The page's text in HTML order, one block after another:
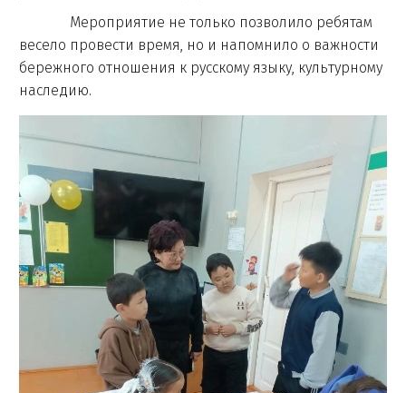
Мероприятие не только позволило ребятам
весело провести время, но и напомнило о важности
бережного отношения к русскому языку, культурному
наследию.